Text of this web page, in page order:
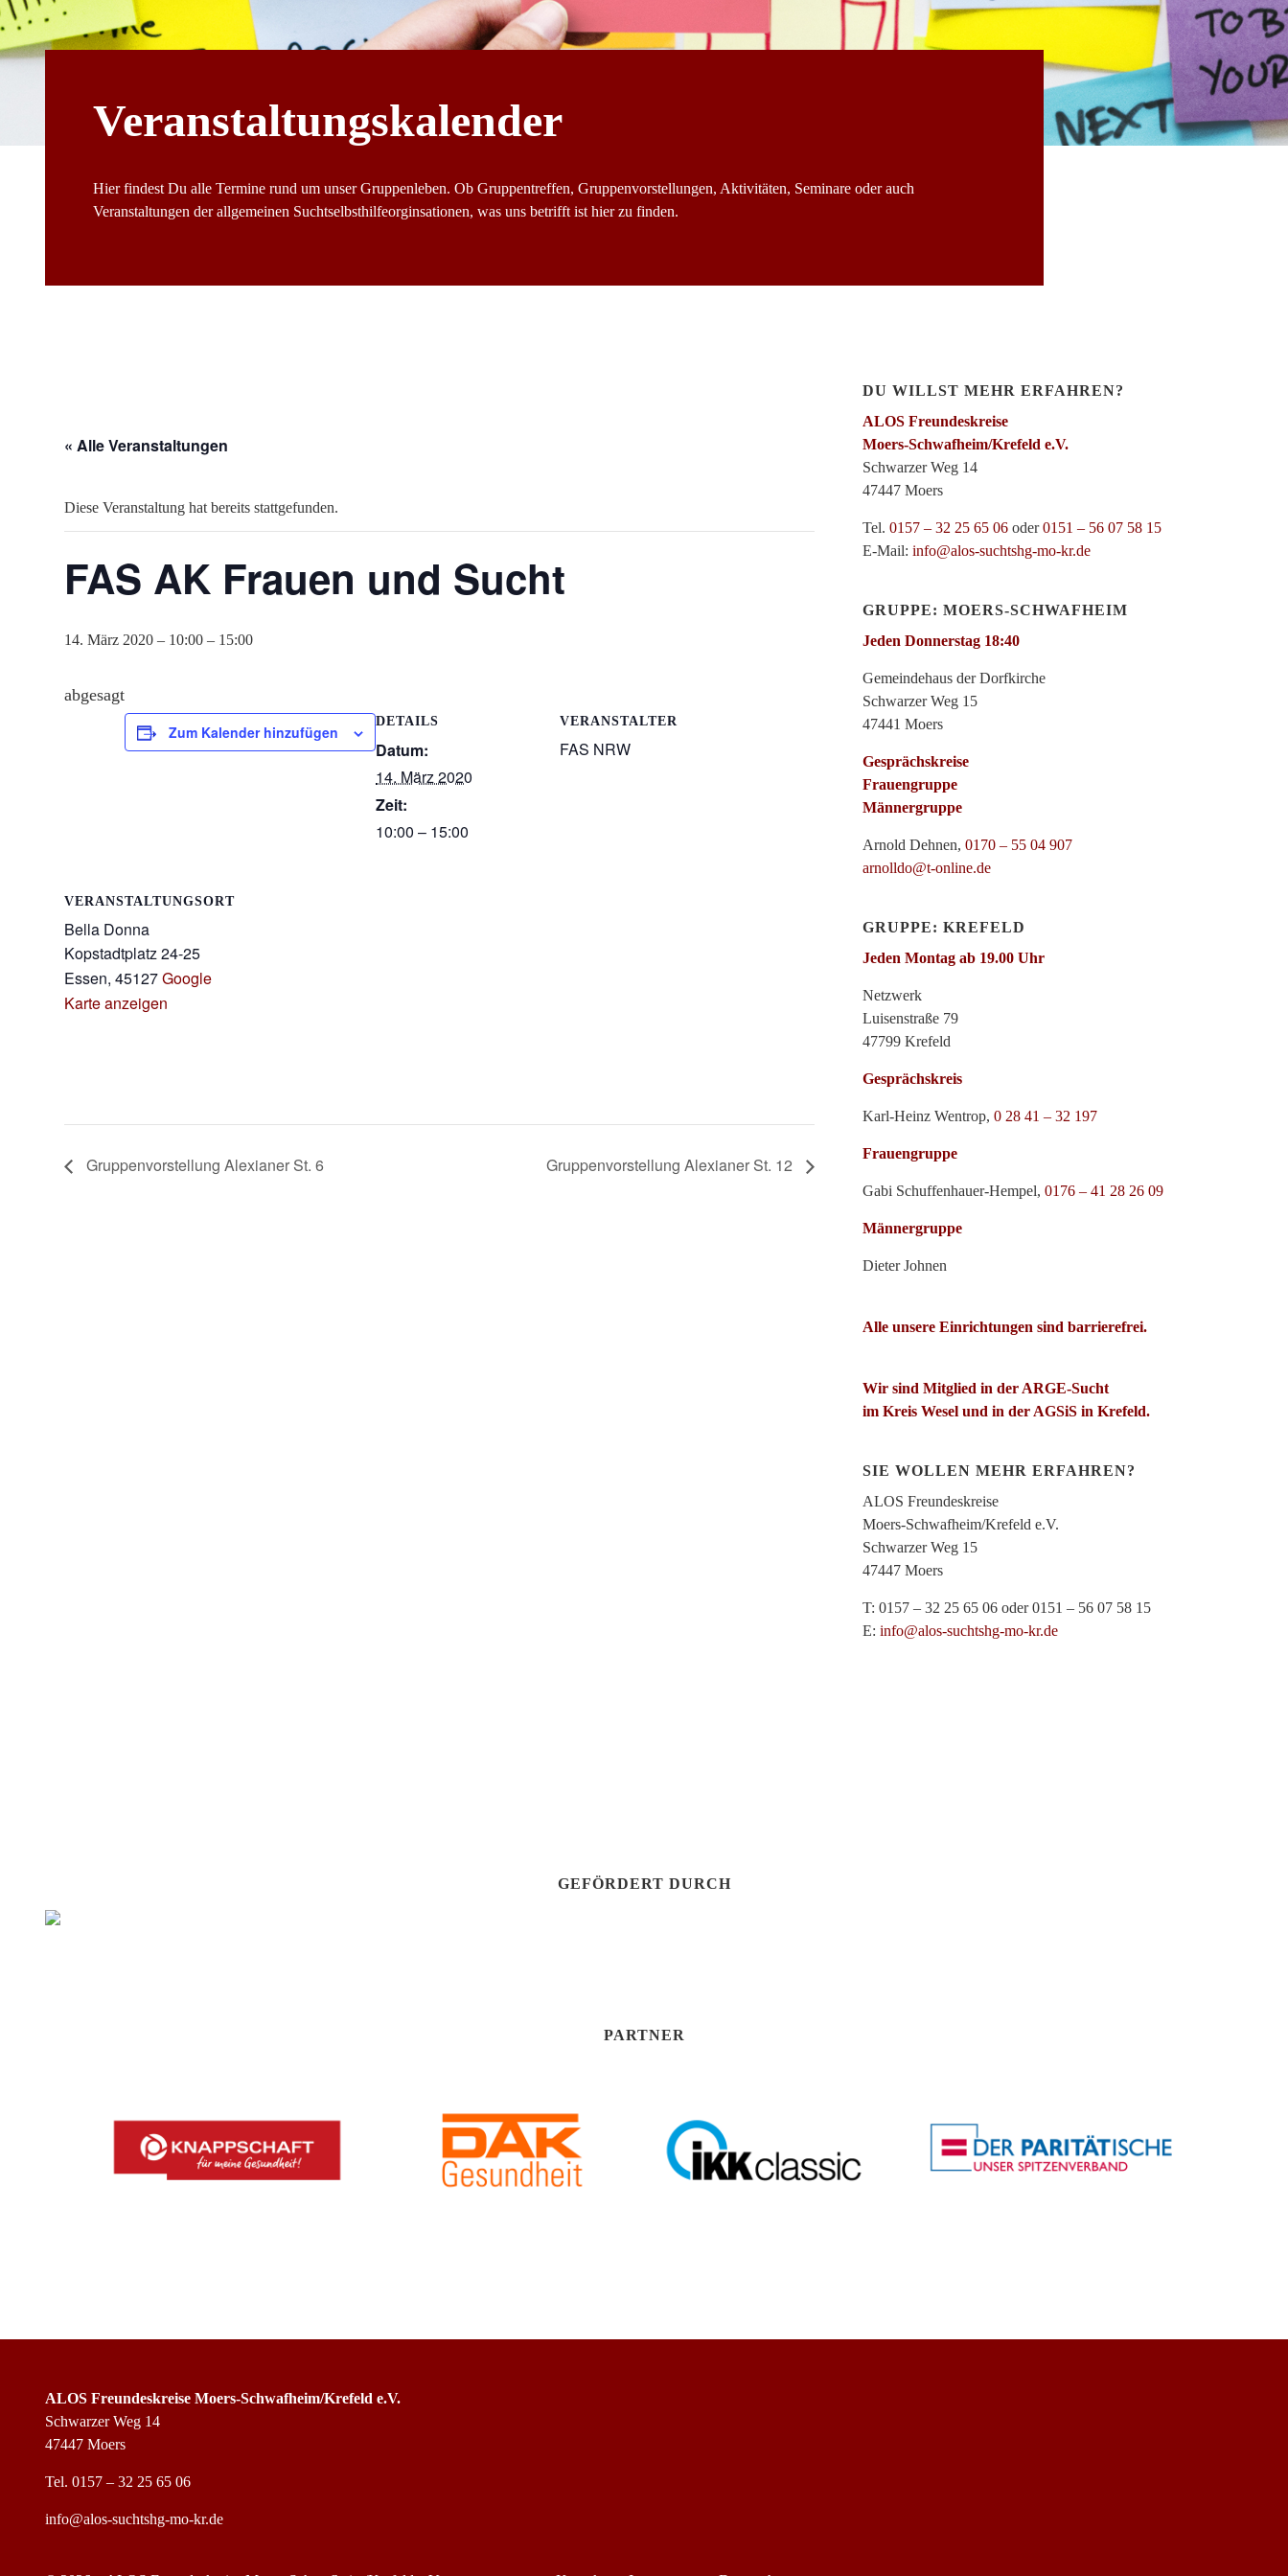
Veranstaltungskalender
Hier findest Du alle Termine rund um unser Gruppenleben. Ob Gruppentreffen, Gruppenvorstellungen, Aktivitäten, Seminare oder auch
Veranstaltungen der allgemeinen Suchtselbsthilfeorginsationen, was uns betrifft ist hier zu finden.
« Alle Veranstaltungen
Diese Veranstaltung hat bereits stattgefunden.
FAS AK Frauen und Sucht
14. März 2020 – 10:00 – 15:00
abgesagt
Zum Kalender hinzufügen
DETAILS
Datum:
14. März 2020
Zeit:
10:00 – 15:00
VERANSTALTER
FAS NRW
VERANSTALTUNGSORT
Bella Donna
Kopstadtplatz 24-25
Essen, 45127Google
Karte anzeigen
Gruppenvorstellung Alexianer St. 6 Gruppenvorstellung Alexianer St. 12
DU WILLST MEHR ERFAHREN?
ALOS Freundeskreise
Moers-Schwafheim/Krefeld e.V.
Schwarzer Weg 14
47447 Moers
Tel.0157 – 32 25 65 06 oder0151 – 56 07 58 15
E-Mail:info@alos-suchtshg-mo-kr.de
GRUPPE: MOERS-SCHWAFHEIM
Jeden Donnerstag 18:40
Gemeindehaus der Dorfkirche
Schwarzer Weg 15
47441 Moers
Gesprächskreise
Frauengruppe
Männergruppe
Arnold Dehnen,0170 – 55 04 907
arnolldo@t-online.de
GRUPPE: KREFELD
Jeden Montag ab 19.00 Uhr
Netzwerk
Luisenstraße 79
47799 Krefeld
Gesprächskreis
Karl-Heinz Wentrop,0 28 41 – 32 197
Frauengruppe
Gabi Schuffenhauer-Hempel,0176 – 41 28 26 09
Männergruppe
Dieter Johnen
Alle unsere Einrichtungen sind barrierefrei.
Wir sind Mitglied in der ARGE-Sucht
im Kreis Wesel und in der AGSiS in Krefeld.
SIE WOLLEN MEHR ERFAHREN?
ALOS Freundeskreise
Moers-Schwafheim/Krefeld e.V.
Schwarzer Weg 15
47447 Moers
T: 0157 – 32 25 65 06 oder 0151 – 56 07 58 15
E:info@alos-suchtshg-mo-kr.de
GEFÖRDERT DURCH
PARTNER
ALOS Freundeskreise Moers-Schwafheim/Krefeld e.V.
Schwarzer Weg 14
47447 Moers
Tel. 0157 – 32 25 65 06
info@alos-suchtshg-mo-kr.de